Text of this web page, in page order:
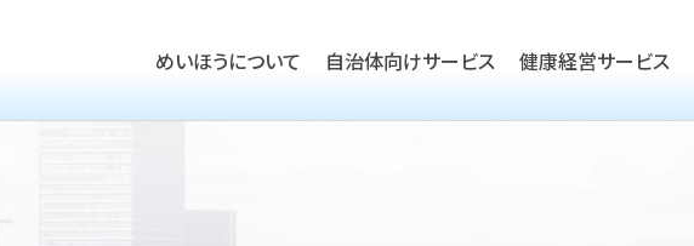
めいほうについて 自治体向けサービス 健康経営サービス